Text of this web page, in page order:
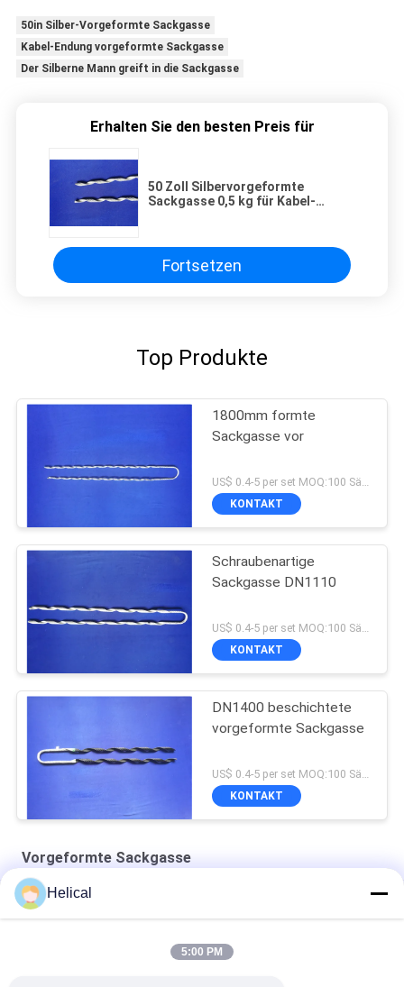
50in Silber-Vorgeformte Sackgasse
Kabel-Endung vorgeformte Sackgasse
Der Silberne Mann greift in die Sackgasse
Erhalten Sie den besten Preis für
50 Zoll Silbervorgeformte
Sackgasse 0,5 kg für Kabel-
Fortsetzen
Top Produkte
1800mm formte
Sackgasse vor
US$ 0.4-5 per set MOQ:100 Sätze
KONTAKT
Schraubenartige
Sackgasse DN1110
US$ 0.4-5 per set MOQ:100 Sätze
KONTAKT
DN1400 beschichtete
vorgeformte Sackgasse
US$ 0.4-5 per set MOQ:100 Sätze
KONTAKT
Vorgeformte Sackgasse
ACSR isolierte Leiter, den DN1211 Sackgasse vorformte
Vorgeformte linke Hand EHS 4.7mm 3/16 Guy Grip Dead End
Helical
5:00 PM